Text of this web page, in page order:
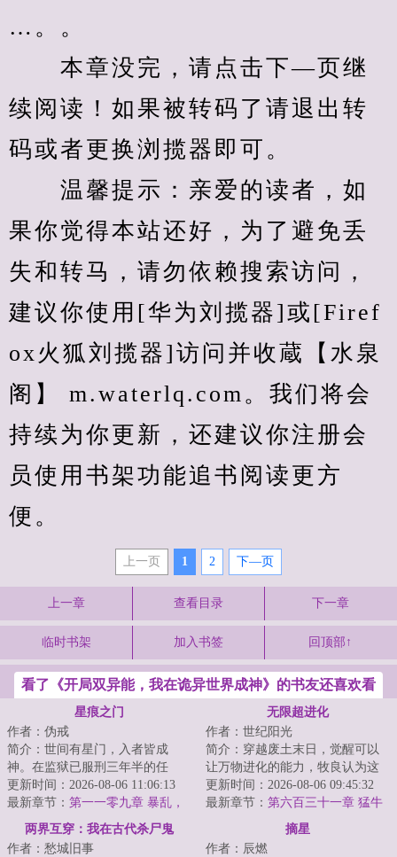
…。。
本章没完，请点击下—页继
续阅读！如果被转码了请退出转
码或者更换浏揽器即可。
温馨提示：亲爱的读者，如
果你觉得本站还好，为了避免丢
失和转马，请勿依赖搜索访问，
建议你使用[华为刘揽器]或[Firef
ox火狐刘揽器]访问并收蔵【水泉
阁】 m.waterlq.com。我们将会
持续为你更新，还建议你注册会
员使用书架功能追书阅读更方
便。
上一页 1 2 下—页
上一章 查看目录 下一章
临时书架 加入书签 回顶部↑
看了《开局双异能，我在诡异世界成神》的书友还喜欢看
星痕之门
作者：伪戒
简介：世间有星门，入者皆成
神。在监狱已服刑三年半的任
也，突然被一位神秘人接见。对
方说：“如果你愿意...
更新时间：2026-08-06 11:06:13
最新章节： 第一一零九章 暴乱，
灯下黑之计
无限超进化
作者：世纪阳光
简介：穿越废土末日，觉醒可以
让万物进化的能力，牧良认为这
很刑，日子越来越有判头了。一
棵草，被他进化...
更新时间：2026-08-06 09:45:32
最新章节： 第六百三十一章 猛牛
两界互穿：我在古代杀尸鬼
作者：愁城旧事
摘星
作者：辰燃